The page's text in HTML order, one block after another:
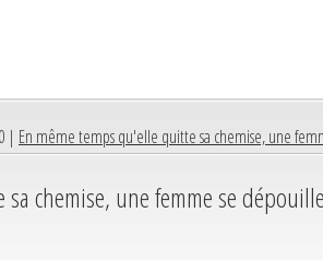
| En même temps qu'elle quitte sa chemise, une
chemise, une femme se